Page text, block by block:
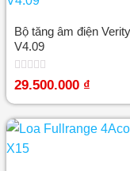
Bộ tăng âm điện Verity
V4.09
Được
xếp
hạng
5
sao
29.500.000 ₫